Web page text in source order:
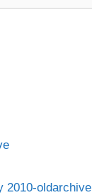
2010-oldarchive